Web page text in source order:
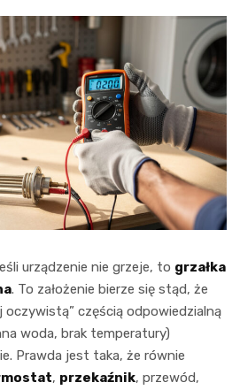
urządzenie nie grzeje, to grzałka
. To założenie bierze się stąd, że
oczywistą” częścią odpowiedzialną
woda, brak temperatury)
Prawda jest taka, że równie
, przekaźnik, przewód,